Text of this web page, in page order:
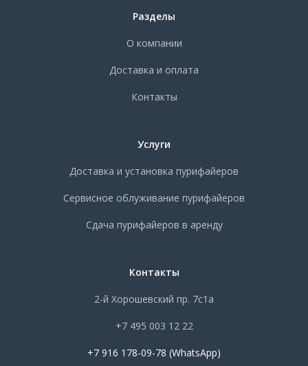
Разделы
О компании
Доставка и оплата
Контакты
Услуги
Доставка и установка пурифайеров
Сервисное облуживание пурифайеров
Сдача пурифайеров в аренду
Контакты
2-й Хорошевский пр. 7с1а
+7 495 003 12 22
+7 916 178-09-78 (WhatsApp)